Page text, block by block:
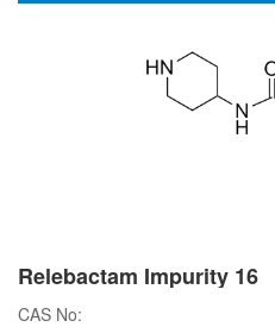
Relebactam Impurity 16
CAS No: